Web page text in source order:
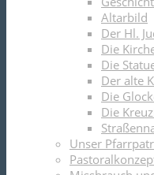
Altarbild
Der Hl.
Die
Die
Der alte
Die
Die
Unser